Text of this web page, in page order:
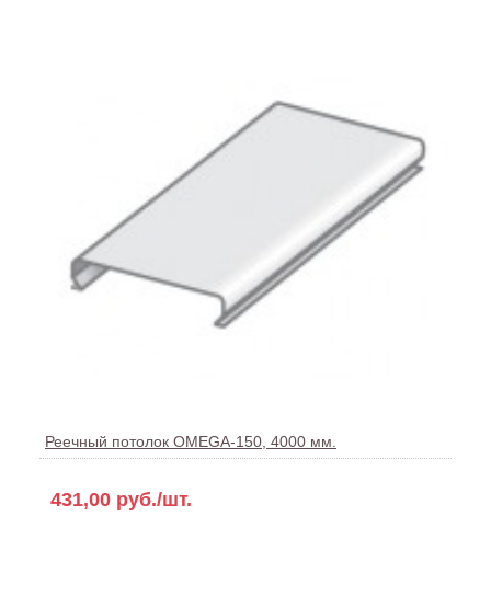
Реечный потолок OMEGA-150, 4000 мм.
431,00 руб./шт.